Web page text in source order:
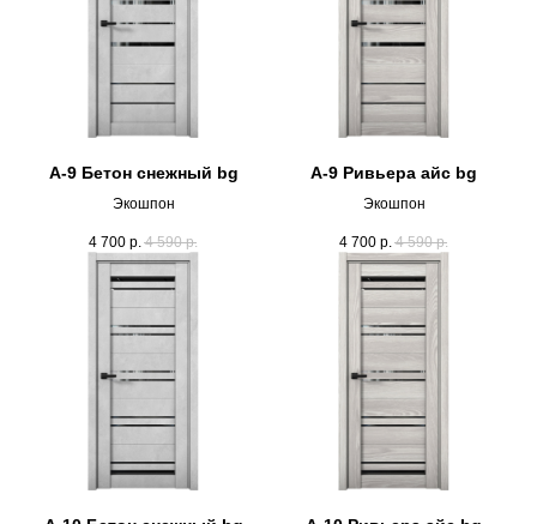
А-9 Бетон снежный bg
Экошпон
4 700 р. 4 590 р.
А-9 Ривьера айс bg
Экошпон
4 700 р. 4 590 р.